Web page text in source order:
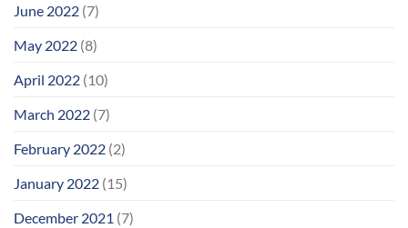
June 2022 (7)
May 2022 (8)
April 2022 (10)
March 2022 (7)
February 2022 (2)
January 2022 (15)
December 2021 (7)